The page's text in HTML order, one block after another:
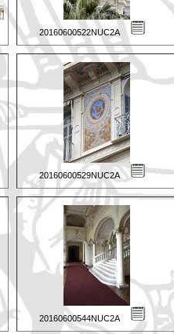
20160600522NUC2A
20160600529NUC2A
20160600544NUC2A